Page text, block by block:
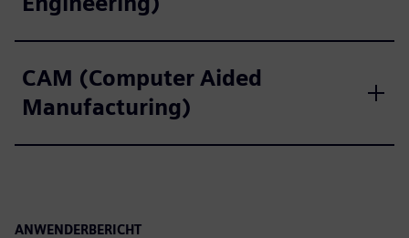
CAM (Computer Aided
Manufacturing)
ANWENDERBERICHT